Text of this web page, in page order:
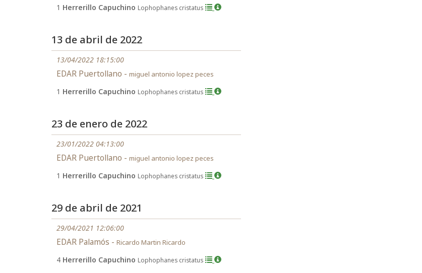
1 Herrerillo Capuchino Lophophanes cristatus
13 de abril de 2022
13/04/2022 18:15:00
EDAR Puertollano - miguel antonio lopez peces
1 Herrerillo Capuchino Lophophanes cristatus
23 de enero de 2022
23/01/2022 04:13:00
EDAR Puertollano - miguel antonio lopez peces
1 Herrerillo Capuchino Lophophanes cristatus
29 de abril de 2021
29/04/2021 12:06:00
EDAR Palamós - Ricardo Martin Ricardo
4 Herrerillo Capuchino Lophophanes cristatus